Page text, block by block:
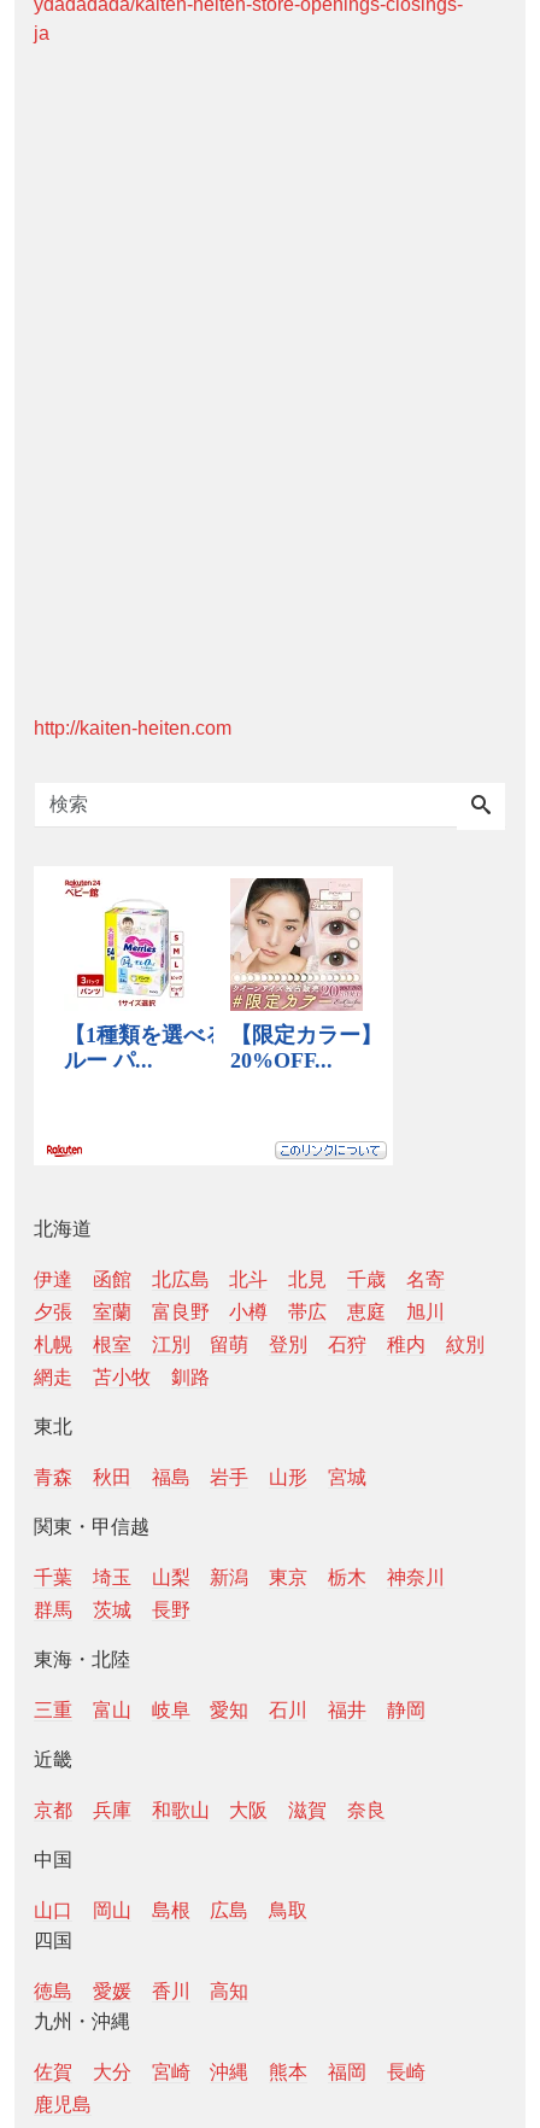
ja
http://kaiten-heiten.com
北海道
伊達 函館 北広島 北斗 北見 千歳
名寄
夕張
室蘭 富良野 小樽 帯広 恵庭
旭川
札幌
根室 江別 留萌 登別 石狩 稚内
紋別
網走
苫小牧 釧路
東北
青森 秋田 福島 岩手 山形 宮城
関東・甲信越
千葉 埼玉 山梨 新潟 東京 栃木
神奈川
群馬
茨城 長野
東海・北陸
三重 富山 岐阜 愛知 石川 福井 静岡
近畿
京都 兵庫 和歌山 大阪 滋賀 奈良
中国
山口 岡山 島根 広島
鳥取
四国
徳島 愛媛 香川
高知
九州・沖縄
佐賀 大分 宮崎 沖縄 熊本 福岡
長崎
鹿児島